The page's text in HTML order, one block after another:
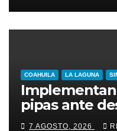
COAHUILA LA LAGUNA
pipas ante
Torreón
7 AGOSTO, 2026